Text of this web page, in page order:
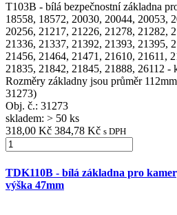
T103B - bílá bezpečnostní základna
18558, 18572, 20030, 20044, 20053,
20256, 21217, 21226, 21278, 21282,
21336, 21337, 21392, 21393, 21395,
21456, 21464, 21471, 21610, 21611,
21835, 21842, 21845, 21888, 26112 -
Rozměry základny jsou průměr
31273)
Obj. č.: 31273
skladem: > 50 ks
318,00 Kč 384,78 Kč s DPH
TDK110B - bílá základna pro
výška 47mm